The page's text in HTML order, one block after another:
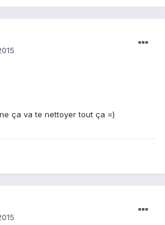
ça va te nettoyer tout ça =)